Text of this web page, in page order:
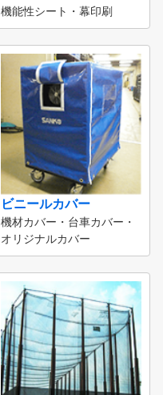
機能性シート・幕印刷
ビニールカバー
機材カバー・台車カバー・
オリジナルカバー